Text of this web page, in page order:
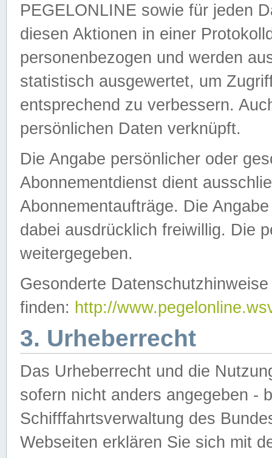
PEGELONLINE sowie für jeden
diesen Aktionen in einer
personenbezogen und werden
statistisch ausgewertet, um
entsprechend zu verbessern.
persönlichen Daten verknüpft.
Die Angabe persönlicher oder
Abonnementdienst dient
Abonnementaufträge. Die
dabei ausdrücklich freiwillig. Die
weitergegeben.
Gesonderte
finden: http://
3. Urheberrecht
Das Urheberrecht und die
sofern nicht anders angegeben -
Schifffahrtsverwaltung des
Webseiten erklären Sie sich mit